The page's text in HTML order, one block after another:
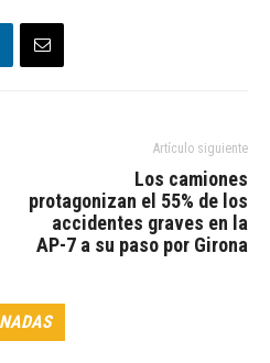
Artículo siguiente
Los camiones
protagonizan el 55% de los
accidentes graves en la
AP-7 a su paso por Girona